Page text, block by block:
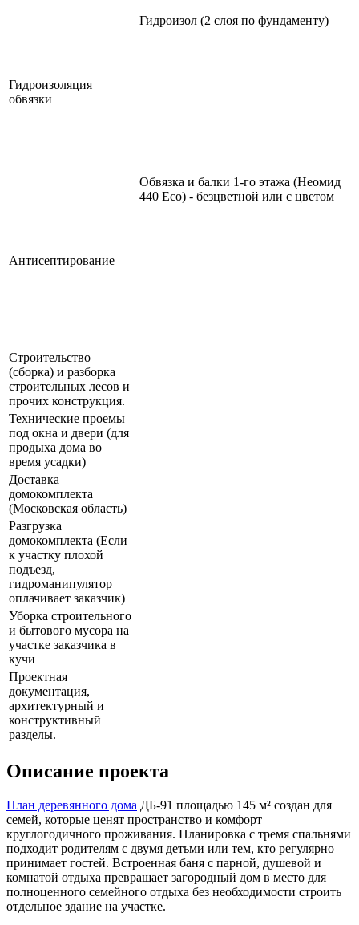
Гидроизоляция
обвязки
Гидроизол (2 слоя по фундаменту)
Антисептирование
Обвязка и балки 1-го этажа (Неомид
440 Eco) - безцветной или с цветом
Строительство
(сборка) и разборка
строительных лесов и
прочих конструкция.
Технические проемы
под окна и двери (для
продыха дома во
время усадки)
Доставка
домокомплекта
(Московская область)
Разгрузка
домокомплекта (Если
к участку плохой
подъезд,
гидроманипулятор
оплачивает заказчик)
Уборка строительного
и бытового мусора на
участке заказчика в
кучи
Проектная
документация,
архитектурный и
конструктивный
разделы.
Описание проекта
План деревянного дома ДБ-91 площадью 145 м² создан для
семей, которые ценят пространство и комфорт
круглогодичного проживания. Планировка с тремя спальнями
подходит родителям с двумя детьми или тем, кто регулярно
принимает гостей. Встроенная баня с парной, душевой и
комнатой отдыха превращает загородный дом в место для
полноценного семейного отдыха без необходимости строить
отдельное здание на участке.